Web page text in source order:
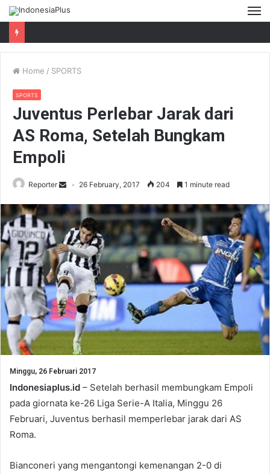
Home / SPORTS
SPORTS
Juventus Perlebar Jarak dari
AS Roma, Setelah Bungkam
Empoli
Reporter 26 February, 2017 204 1 minute read
Minggu, 26 Februari 2017
Indonesiaplus.id – Setelah berhasil membungkam Empoli
pada giornata ke-26 Liga Serie-A Italia, Minggu 26
Februari, Juventus berhasil memperlebar jarak dari AS
Roma.
Bianconeri yang mengantongi kemenangan 2-0 di